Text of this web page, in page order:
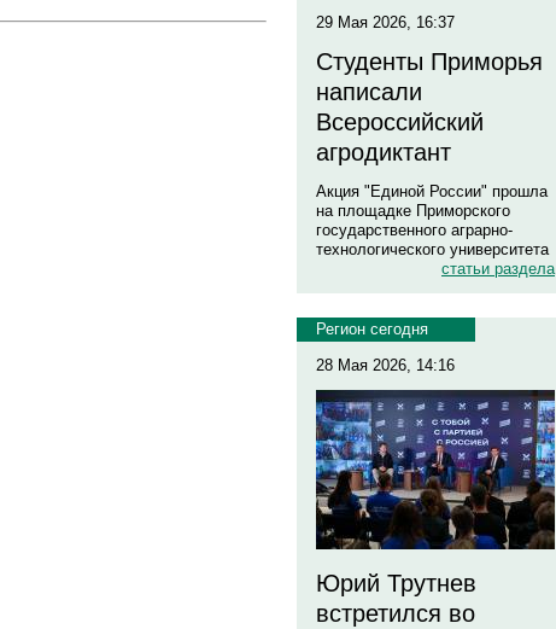
29 Мая 2026, 16:37
Студенты Приморья
написали
Всероссийский
агродиктант
Акция "Единой России" прошла
на площадке Приморского
государственного аграрно-
технологического университета
статьи раздела
Регион сегодня
28 Мая 2026, 14:16
Юрий Трутнев
встретился во